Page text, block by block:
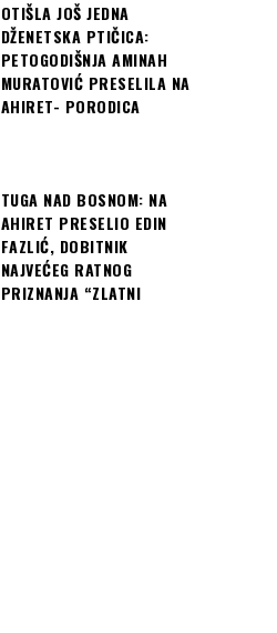
OTIŠLA JOŠ JEDNA
DŽENETSKA PTIČICA:
PETOGODIŠNJA AMINAH
MURATOVIĆ PRESELILA NA
AHIRET- PORODICA
TUGA NAD BOSNOM: NA
AHIRET PRESELIO EDIN
FAZLIĆ, DOBITNIK
NAJVEĆEG RATNOG
PRIZNANJA “ZLATNI